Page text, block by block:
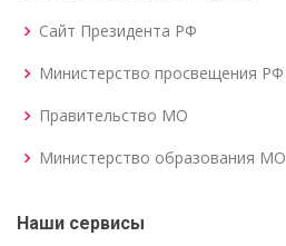
Сайт Президента РФ
Министерство просвещения РФ
Правительство МО
Министерство образования МО
Наши сервисы